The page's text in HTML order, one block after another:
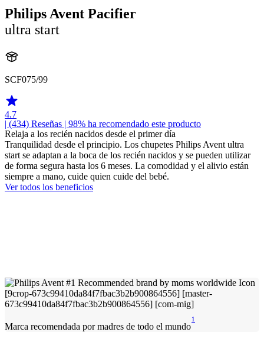
Philips Avent Pacifier
ultra start
SCF075/99
4.7
| (434) Reseñas | 98% ha recomendado este producto
Relaja a los recién nacidos desde el primer día
Tranquilidad desde el principio. Los chupetes Philips Avent ultra
start se adaptan a la boca de los recién nacidos y se pueden utilizar
de forma segura hasta los 6 meses. La comodidad y el alivio están
siempre a mano, cuide quien cuide del bebé.
Ver todos los beneficios
Marca recomendada por madres de todo el mundo
1